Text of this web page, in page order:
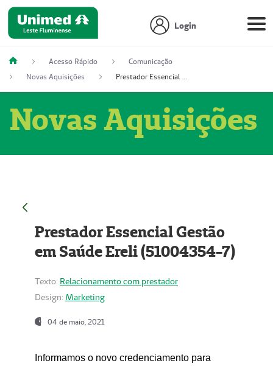
Login
Acesso Rápido
Comunicação
Novas Aquisições
Prestador Essencial Gestão em Saúde Ereli (51004354-7)
Novas Aquisições
Prestador Essencial Gestão
em Saúde Ereli (51004354-7)
Texto: Relacionamento com prestador
Design: Marketing
04 de maio, 2021
Informamos o novo credenciamento para